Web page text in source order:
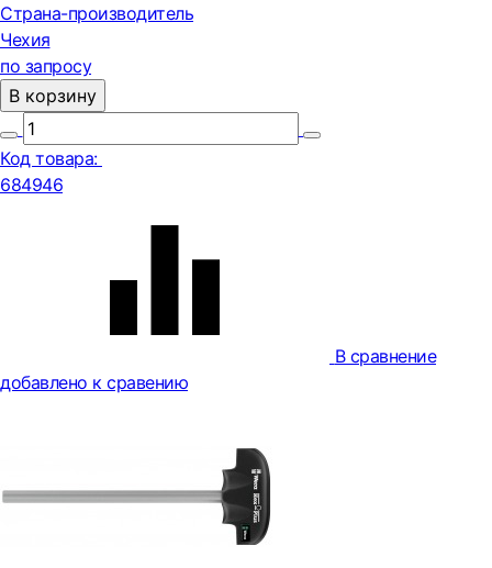
Страна-производитель
Чехия
по запросу
В корзину
Код товара:
684946
В сравнение
добавлено к сравению